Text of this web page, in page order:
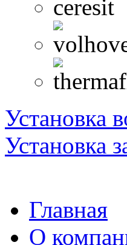
Установка
Установка
Главная
О